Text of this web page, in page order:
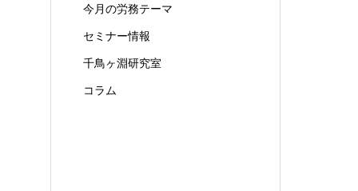
今月の労務テーマ
セミナー情報
千鳥ヶ淵研究室
コラム